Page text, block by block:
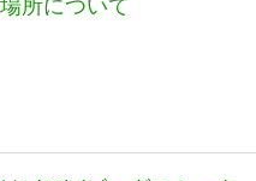
所について